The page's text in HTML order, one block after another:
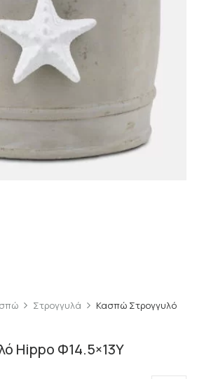
Στρογγυλά
Κασπώ Στρογγυλό
Hippo Φ14.5×13Υ